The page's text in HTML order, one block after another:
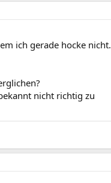
ich gerade hocke nicht.
nicht richtig zu